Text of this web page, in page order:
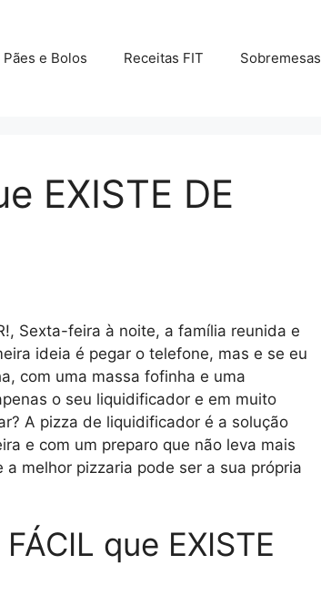
Pães e Bolos Receitas FIT Sobremesas
EXISTE DE
Sexta-feira à noite, a família reunida e
ideia é pegar o telefone, mas e se eu
com uma massa fofinha e uma
o seu liquidificador e em muito
A pizza de liquidificador é a solução
e com um preparo que não leva mais
melhor pizzaria pode ser a sua própria
que EXISTE